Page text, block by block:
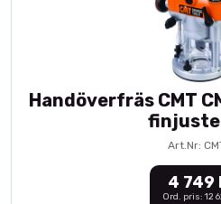
Handöverfräs CMT
Art.Nr:
4 749
Ord. pris: 12